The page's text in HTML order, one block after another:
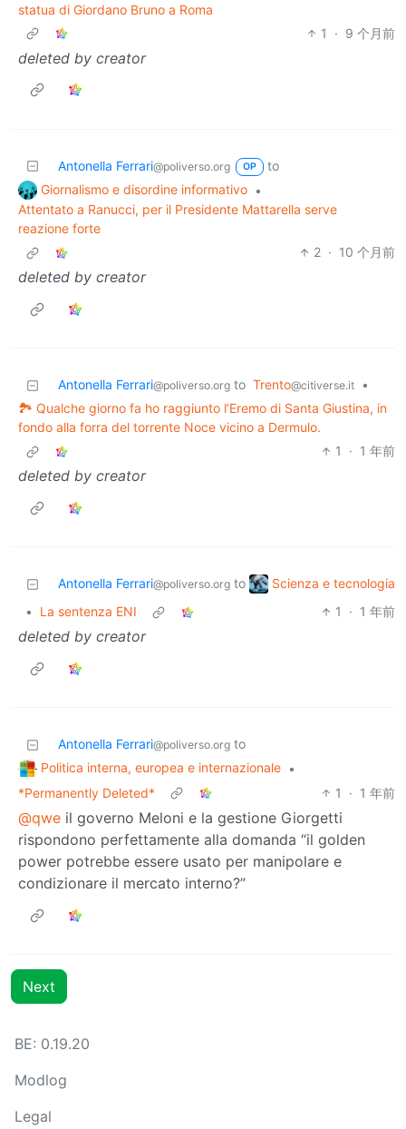
statua di Giordano Bruno a Roma
1
· 9 个月前
deleted by creator
Antonella Ferrari@poliverso.org OP
to
Giornalismo e disordine informativo •
Attentato a Ranucci, per il Presidente Mattarella serve
reazione forte
2 · 10 个月前
deleted by creator
Antonella Ferrari@poliverso.org to Trento@citiverse.it
•
🏞️ Qualche giorno fa ho raggiunto l’Eremo di Santa Giustina, in
fondo alla forra del torrente Noce vicino a Dermulo.
1
· 1 年前
deleted by creator
Antonella Ferrari@poliverso.org to
Scienza e tecnologia
•
La sentenza ENI 1 · 1 年前
deleted by creator
Antonella Ferrari@poliverso.org to
Politica interna, europea e internazionale •
*Permanently Deleted*
1 · 1 年前
@qwe il governo Meloni e la gestione Giorgetti
rispondono perfettamente alla domanda “il golden
power potrebbe essere usato per manipolare e
condizionare il mercato interno?”
Next
BE: 0.19.20
Modlog
Legal